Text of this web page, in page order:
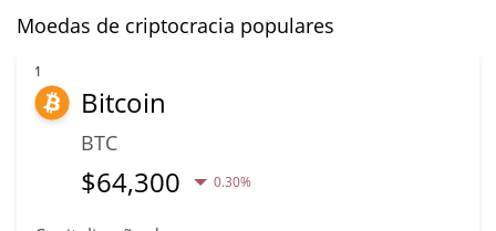
Moedas de criptocracia populares
1
Bitcoin
BTC
$64,300 0.30%